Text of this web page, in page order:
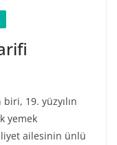
19. yüzyılın
yemek
ailesinin ünlü